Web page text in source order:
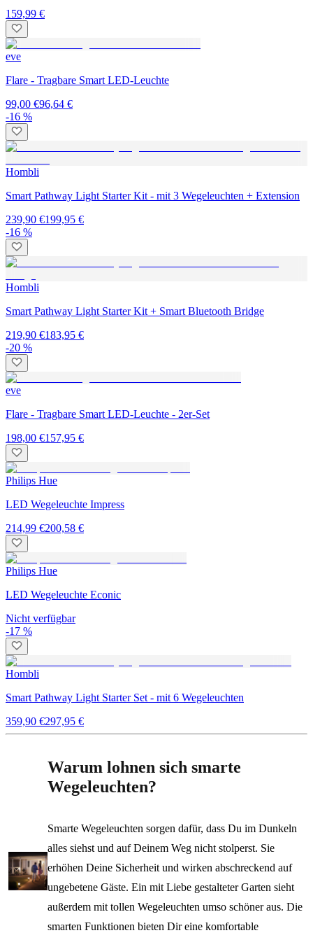
159,99 €
eve
Flare - Tragbare Smart LED-Leuchte
99,00 €96,64 €
-16 %
Hombli
Smart Pathway Light Starter Kit - mit 3 Wegeleuchten + Extension
239,90 €199,95 €
-16 %
Hombli
Smart Pathway Light Starter Kit + Smart Bluetooth Bridge
219,90 €183,95 €
-20 %
eve
Flare - Tragbare Smart LED-Leuchte - 2er-Set
198,00 €157,95 €
Philips Hue
LED Wegeleuchte Impress
214,99 €200,58 €
Philips Hue
LED Wegeleuchte Econic
Nicht verfügbar
-17 %
Hombli
Smart Pathway Light Starter Set - mit 6 Wegeleuchten
359,90 €297,95 €
Warum lohnen sich smarte
Wegeleuchten?
Smarte Wegeleuchten sorgen dafür, dass Du im Dunkeln
alles siehst und auf Deinem Weg nicht stolperst. Sie
erhöhen Deine Sicherheit und wirken abschreckend auf
ungebetene Gäste. Ein mit Liebe gestalteter Garten sieht
außerdem mit tollen Wegeleuchten umso schöner aus. Die
smarten Funktionen bieten Dir eine komfortable